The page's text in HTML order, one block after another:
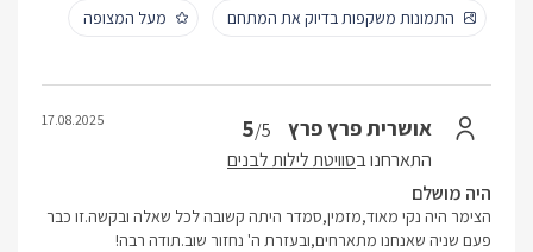
התמונות משקפות בדיוק את המתחם מעל המצופה
אושרית פרץ פרץ 5/5
התארחנו בסוויטת לילות לבנים
17.08.2025
היה מושלם
הצימר היה נקי מאוד,מזמין,סמדר היתה קשובה לכל שאלה ובקשה.זו כבר
פעם שניה שאנחנו מתארחים,ובעזרת ה' נחזור שוב.תודה רבה!